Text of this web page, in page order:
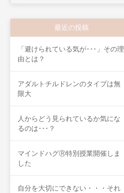
ー
最近の投稿
「避けられている気が･･･」その理
由とは？
アダルトチルドレンのタイプは無
限大
人からどう見られているか気にな
るのは･･･？
マインドハグⓇ特別授業開催しま
した
自分を大切にできない・・・それ